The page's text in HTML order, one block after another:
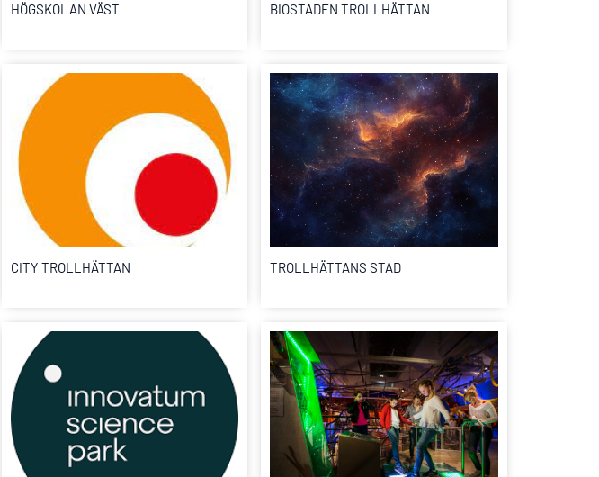
HÖGSKOLAN VÄST BIOSTADEN TROLLHÄTTAN
CITY TROLLHÄTTAN TROLLHÄTTANS STAD